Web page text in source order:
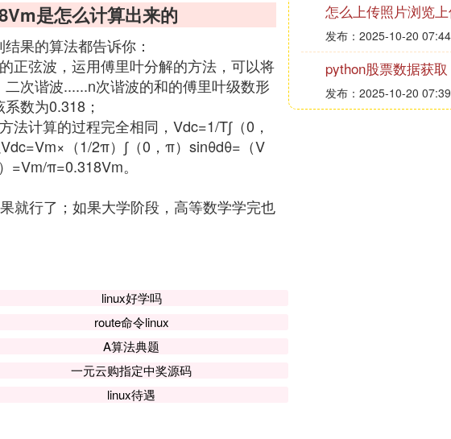
是怎么计算出来的
果的算法都告诉你：
正弦波，运用傅里叶分解的方法，可以将
次谐波......n次谐波的和的傅里叶级数形
数为0.318；
计算的过程完全相同，Vdc=1/T∫（0，
（1/2π）∫（0，π）sinθdθ=（V
π=0.318Vm。
就行了；如果大学阶段，高等数学学完也
linux好学吗
route命令linux
A算法典题
一元云购指定中奖源码
linux待遇
怎么上传照片浏览
发布：2025-10-20
python股票数据获取
发布：2025-10-20